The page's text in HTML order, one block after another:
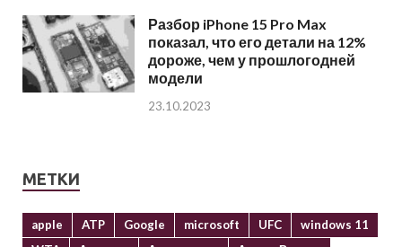
Разбор iPhone 15 Pro Max
показал, что его детали на 12%
дороже, чем у прошлогодней
модели
23.10.2023
МЕТКИ
apple ATP Google microsoft UFC
windows 11